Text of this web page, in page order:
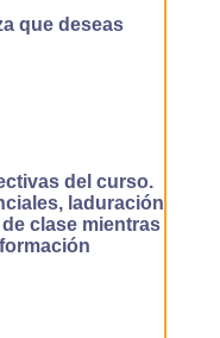
que deseas
del curso.
laduración
clase mientras